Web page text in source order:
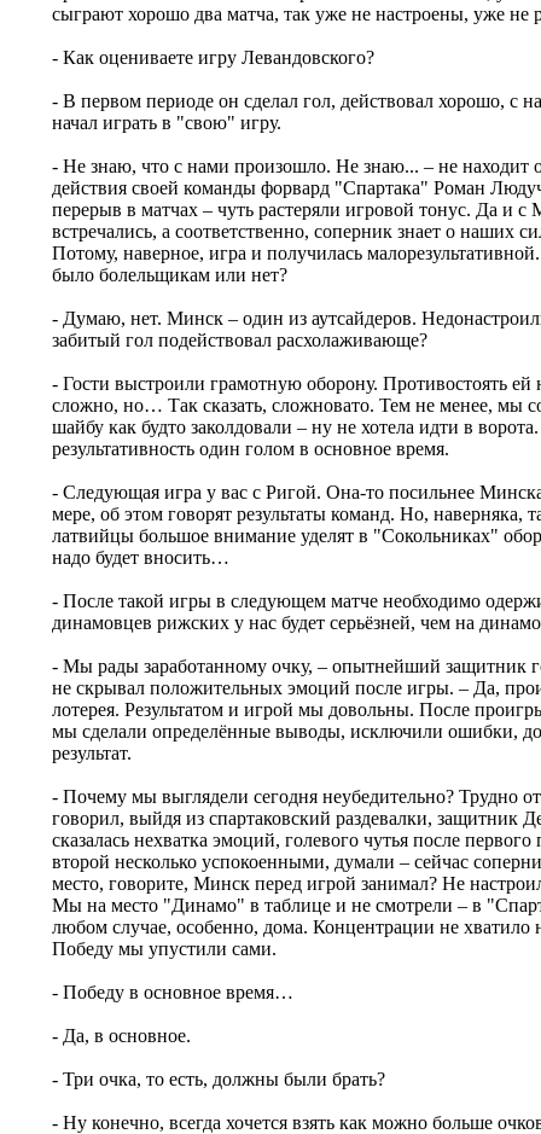
сыграют хорошо два матча, так уже не настроены, уже не
- Как оцениваете игру Левандовского?
- В первом периоде он сделал гол, действовал хорошо, с
начал играть в "свою" игру.
- Не знаю, что с нами произошло. Не знаю... – не находит
действия своей команды форвард "Спартака" Роман
перерыв в матчах – чуть растеряли игровой тонус. Да и
встречались, а соответственно, соперник знает о наших
Потому, наверное, игра и получилась
было болельщикам или нет?
- Думаю, нет. Минск – один из аутсайдеров.
забитый гол подействовал расхолаживающе?
- Гости выстроили грамотную оборону. Противостоять ей
сложно, но… Так сказать, сложновато. Тем не менее, мы
шайбу как будто заколдовали – ну не хотела идти в
результативность один голом в основное время.
- Следующая игра у вас с Ригой. Она-то посильнее
мере, об этом говорят результаты команд. Но, наверняка,
латвийцы большое внимание уделят в "Сокольниках"
надо будет вносить…
- После такой игры в следующем матче необходимо
динамовцев рижских у нас будет серьёзней, чем на
- Мы рады заработанному очку, – опытнейший защитник
не скрывал положительных эмоций после игры. – Да,
лотерея. Результатом и игрой мы довольны. После
мы сделали определённые выводы, исключили ошибки,
результат.
- Почему мы выглядели сегодня неубедительно? Трудно
говорил, выйдя из спартаковский раздевалки, защитник
сказалась нехватка эмоций, голевого чутья после
второй несколько успокоенными, думали – сейчас
место, говорите, Минск перед игрой занимал? Не
Мы на место "Динамо" в таблице и не смотрели – в
любом случае, особенно, дома. Концентрации не
Победу мы упустили сами.
- Победу в основное время…
- Да, в основное.
- Три очка, то есть, должны были брать?
- Ну конечно, всегда хочется взять как можно больше